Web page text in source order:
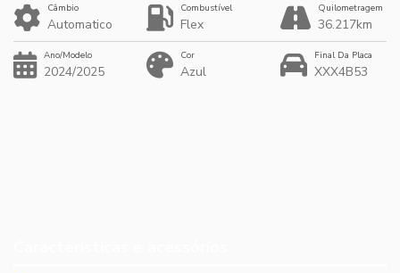
Câmbio
Automatico
Combustível
Flex
Quilometragem
36.217km
Ano/Modelo
2024/2025
Cor
Azul
Final Da Placa
XXX4B53